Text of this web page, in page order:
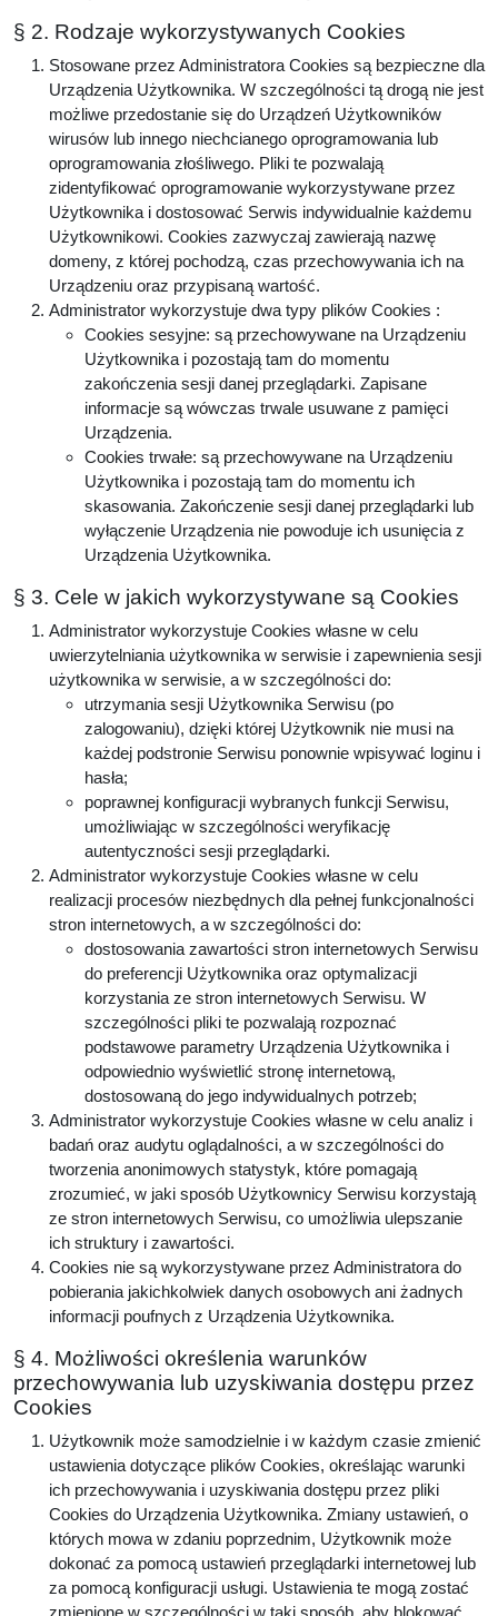
§ 2. Rodzaje wykorzystywanych Cookies
Stosowane przez Administratora Cookies są bezpieczne dla
Urządzenia Użytkownika. W szczególności tą drogą nie jest
możliwe przedostanie się do Urządzeń Użytkowników
wirusów lub innego niechcianego oprogramowania lub
oprogramowania złośliwego. Pliki te pozwalają
zidentyfikować oprogramowanie wykorzystywane przez
Użytkownika i dostosować Serwis indywidualnie każdemu
Użytkownikowi. Cookies zazwyczaj zawierają nazwę
domeny, z której pochodzą, czas przechowywania ich na
Urządzeniu oraz przypisaną wartość.
Administrator wykorzystuje dwa typy plików Cookies :
Cookies sesyjne: są przechowywane na Urządzeniu
Użytkownika i pozostają tam do momentu
zakończenia sesji danej przeglądarki. Zapisane
informacje są wówczas trwale usuwane z pamięci
Urządzenia.
Cookies trwałe: są przechowywane na Urządzeniu
Użytkownika i pozostają tam do momentu ich
skasowania. Zakończenie sesji danej przeglądarki lub
wyłączenie Urządzenia nie powoduje ich usunięcia z
Urządzenia Użytkownika.
§ 3. Cele w jakich wykorzystywane są Cookies
Administrator wykorzystuje Cookies własne w celu
uwierzytelniania użytkownika w serwisie i zapewnienia sesji
użytkownika w serwisie, a w szczególności do:
utrzymania sesji Użytkownika Serwisu (po
zalogowaniu), dzięki której Użytkownik nie musi na
każdej podstronie Serwisu ponownie wpisywać loginu i
hasła;
poprawnej konfiguracji wybranych funkcji Serwisu,
umożliwiając w szczególności weryfikację
autentyczności sesji przeglądarki.
Administrator wykorzystuje Cookies własne w celu
realizacji procesów niezbędnych dla pełnej funkcjonalności
stron internetowych, a w szczególności do:
dostosowania zawartości stron internetowych Serwisu
do preferencji Użytkownika oraz optymalizacji
korzystania ze stron internetowych Serwisu. W
szczególności pliki te pozwalają rozpoznać
podstawowe parametry Urządzenia Użytkownika i
odpowiednio wyświetlić stronę internetową,
dostosowaną do jego indywidualnych potrzeb;
Administrator wykorzystuje Cookies własne w celu analiz i
badań oraz audytu oglądalności, a w szczególności do
tworzenia anonimowych statystyk, które pomagają
zrozumieć, w jaki sposób Użytkownicy Serwisu korzystają
ze stron internetowych Serwisu, co umożliwia ulepszanie
ich struktury i zawartości.
Cookies nie są wykorzystywane przez Administratora do
pobierania jakichkolwiek danych osobowych ani żadnych
informacji poufnych z Urządzenia Użytkownika.
§ 4. Możliwości określenia warunków
przechowywania lub uzyskiwania dostępu przez
Cookies
Użytkownik może samodzielnie i w każdym czasie zmienić
ustawienia dotyczące plików Cookies, określając warunki
ich przechowywania i uzyskiwania dostępu przez pliki
Cookies do Urządzenia Użytkownika. Zmiany ustawień, o
których mowa w zdaniu poprzednim, Użytkownik może
dokonać za pomocą ustawień przeglądarki internetowej lub
za pomocą konfiguracji usługi. Ustawienia te mogą zostać
zmienione w szczególności w taki sposób, aby blokować